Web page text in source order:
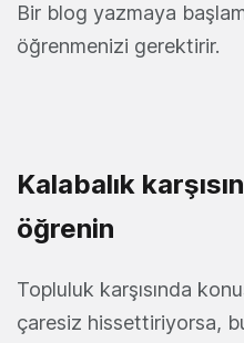
Bir blog yazmaya
öğrenmenizi gerektirir.
Kalabalık
öğrenin
Topluluk karşısında
çaresiz hissettiriyorsa,